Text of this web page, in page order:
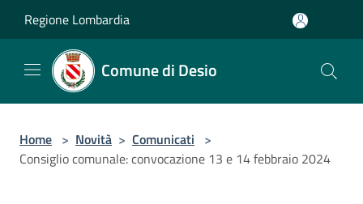
Regione Lombardia
Comune di Desio
Home > Novità > Comunicati >
Consiglio comunale: convocazione 13 e 14 febbraio 2024